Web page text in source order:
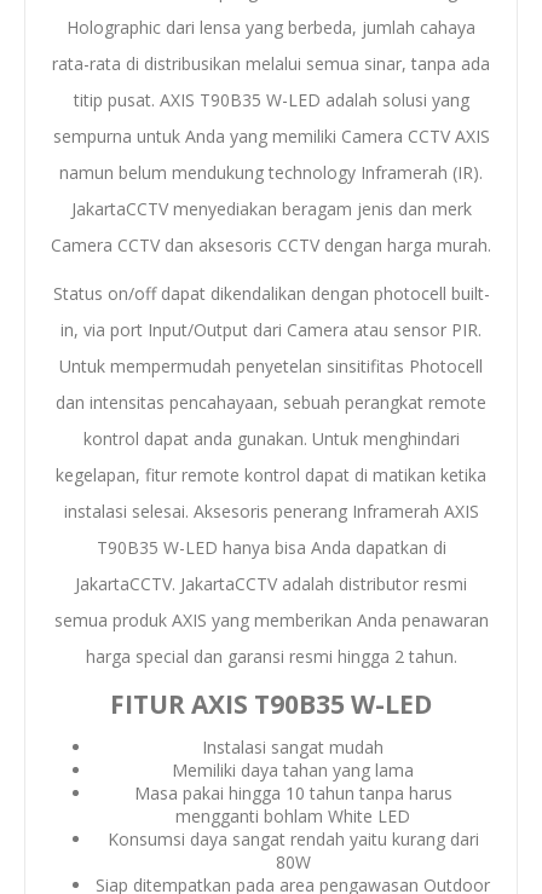
Holographic dari lensa yang berbeda, jumlah cahaya
rata-rata di distribusikan melalui semua sinar, tanpa ada
titip pusat. AXIS T90B35 W-LED adalah solusi yang
sempurna untuk Anda yang memiliki Camera CCTV AXIS
namun belum mendukung technology Inframerah (IR).
JakartaCCTV menyediakan beragam jenis dan merk
Camera CCTV dan aksesoris CCTV dengan harga murah.
Status on/off dapat dikendalikan dengan photocell built-
in, via port Input/Output dari Camera atau sensor PIR.
Untuk mempermudah penyetelan sinsitifitas Photocell
dan intensitas pencahayaan, sebuah perangkat remote
kontrol dapat anda gunakan. Untuk menghindari
kegelapan, fitur remote kontrol dapat di matikan ketika
instalasi selesai. Aksesoris penerang Inframerah AXIS
T90B35 W-LED hanya bisa Anda dapatkan di
JakartaCCTV. JakartaCCTV adalah distributor resmi
semua produk AXIS yang memberikan Anda penawaran
harga special dan garansi resmi hingga 2 tahun.
FITUR AXIS T90B35 W-LED
Instalasi sangat mudah
Memiliki daya tahan yang lama
Masa pakai hingga 10 tahun tanpa harus
mengganti bohlam White LED
Konsumsi daya sangat rendah yaitu kurang dari
80W
Siap ditempatkan pada area pengawasan Outdoor